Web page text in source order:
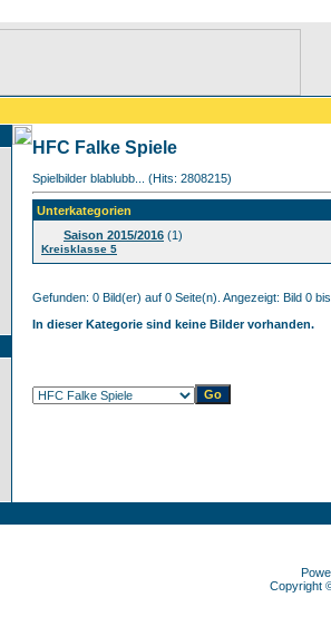
HFC Falke Spiele
Spielbilder blablubb... (Hits: 2808215)
Unterkategorien
Saison 2015/2016 (1)
Kreisklasse 5
Gefunden: 0 Bild(er) auf 0 Seite(n). Angezeigt: Bild 0
In dieser Kategorie sind keine Bilder vorhanden.
Copyright